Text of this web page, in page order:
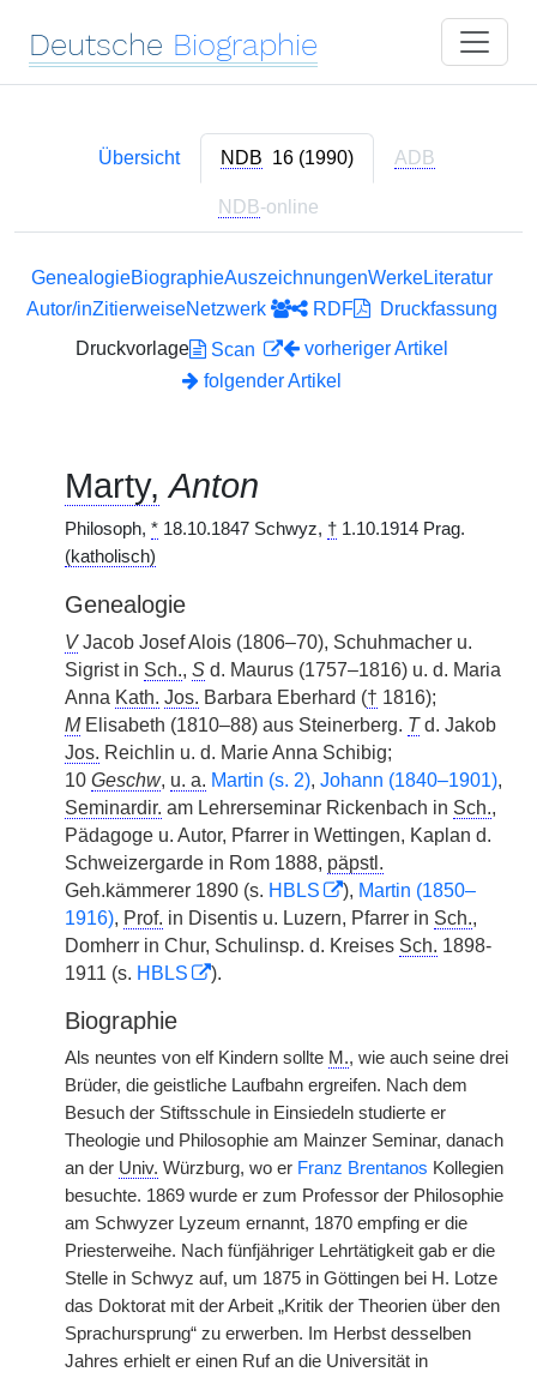
Deutsche Biographie
Übersicht NDB 16 (1990) ADB
NDB-online
GenealogieBiographieAuszeichnungenWerkeLiteratur
Autor/inZitierweiseNetzwerk RDF
Druckfassung
Druckvorlage
Scan
vorheriger Artikel
folgender Artikel
Marty, Anton
Philosoph, * 18.10.1847 Schwyz, † 1.10.1914 Prag.
(katholisch)
Genealogie
VJacob Josef Alois (1806–70), Schuhmacher u.
Sigrist in Sch., S d. Maurus (1757–1816) u. d. Maria
Anna Kath. Jos. Barbara Eberhard († 1816);
MElisabeth (1810–88) aus Steinerberg. Td. Jakob
Jos. Reichlin u. d. Marie Anna Schibig;
10 Geschw, u. a. Martin (s. 2), Johann (1840–1901),
Seminardir. am Lehrerseminar Rickenbach in Sch.,
Pädagoge u. Autor, Pfarrer in Wettingen, Kaplan d.
Schweizergarde in Rom 1888, päpstl.
Geh.kämmerer 1890 (s. HBLS ), Martin (1850–
1916), Prof. in Disentis u. Luzern, Pfarrer in Sch.,
Domherr in Chur, Schulinsp. d. Kreises Sch. 1898-
1911 (s. HBLS ).
Biographie
Als neuntes von elf Kindern sollte M., wie auch seine drei
Brüder, die geistliche Laufbahn ergreifen. Nach dem
Besuch der Stiftsschule in Einsiedeln studierte er
Theologie und Philosophie am Mainzer Seminar, danach
an der Univ. Würzburg, wo er Franz Brentanos Kollegien
besuchte. 1869 wurde er zum Professor der Philosophie
am Schwyzer Lyzeum ernannt, 1870 empfing er die
Priesterweihe. Nach fünfjähriger Lehrtätigkeit gab er die
Stelle in Schwyz auf, um 1875 in Göttingen bei H. Lotze
das Doktorat mit der Arbeit „Kritik der Theorien über den
Sprachursprung“ zu erwerben. Im Herbst desselben
Jahres erhielt er einen Ruf an die Universität in